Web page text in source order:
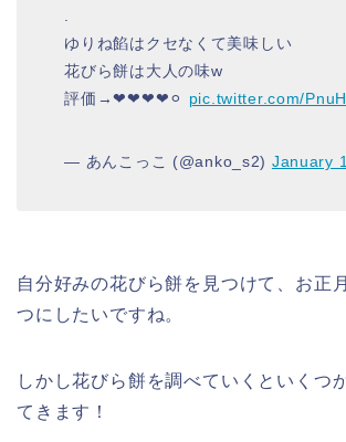
ゆりね餡はクセなくて美味しい
花びら餅は大人の味w
評価→❤︎❤︎❤︎❤︎⚪︎ pic.twitter.com/
— あんこっこ (@anko_s2) January
自分好みの花びら餅を見つけて、お正
つにしたいですね。
しかし花びら餅を調べていくといくつ
てきます！